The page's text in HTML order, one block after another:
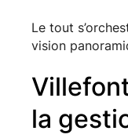
Le tout
vision
la